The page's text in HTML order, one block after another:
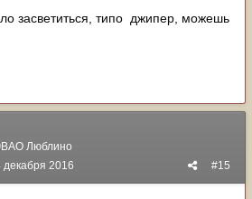
засветиться, типо джипер, можешь
Люблино
#15
декабря 2016